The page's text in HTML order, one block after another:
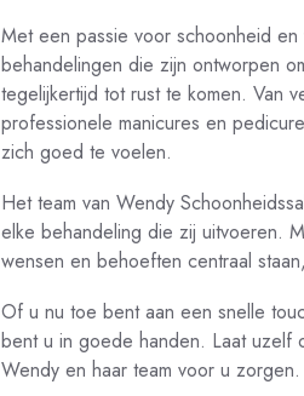
Met een passie voor schoonheid
behandelingen die zijn ontworpen
tegelijkertijd tot rust te komen. Van
professionele manicures en
zich goed te voelen.
Het team van Wendy
elke behandeling die zij uitvoeren.
wensen en behoeften centraal
Of u nu toe bent aan een snelle
bent u in goede handen. Laat uzelf
Wendy en haar team voor u zorgen.